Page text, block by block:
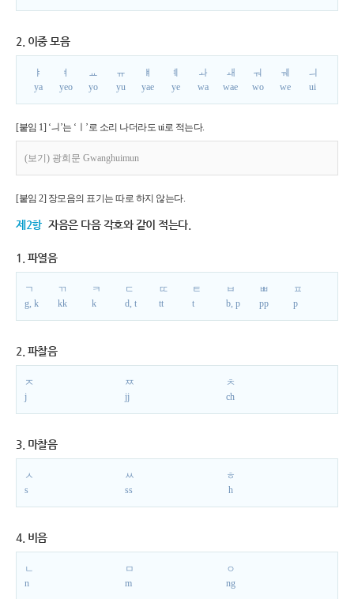
2. 이중 모음
ㅑ
ya
ㅕ
yeo
ㅛ
yo
ㅠ
yu
ㅒ
yae
ㅖ
ye
ㅘ
wa
ㅙ
wae
ㅝ
wo
ㅞ
we
ㅢ
ui
[붙임 1] ‘ㅢ’는 ‘ㅣ’로 소리 나더라도 ui로 적는다.
(보기) 광희문 Gwanghuimun
[붙임 2] 장모음의 표기는 따로 하지 않는다.
제2항 자음은 다음 각호와 같이 적는다.
1. 파열음
ㄱ
g, k
ㄲ
kk
ㅋ
k
ㄷ
d, t
ㄸ
tt
ㅌ
t
ㅂ
b, p
ㅃ
pp
ㅍ
p
2. 파찰음
ㅈ
j
ㅉ
jj
ㅊ
ch
3. 마찰음
ㅅ
s
ㅆ
ss
ㅎ
h
4. 비음
ㄴ
n
ㅁ
m
ㅇ
ng